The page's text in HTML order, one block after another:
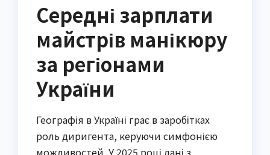
Середні зарплати
майстрів манікюру
за регіонами
України
Географія в Україні грає в заробітках
роль диригента, керуючи симфонією